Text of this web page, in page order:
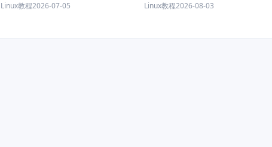
Linux教程2026-07-05 Linux教程2026-08-03